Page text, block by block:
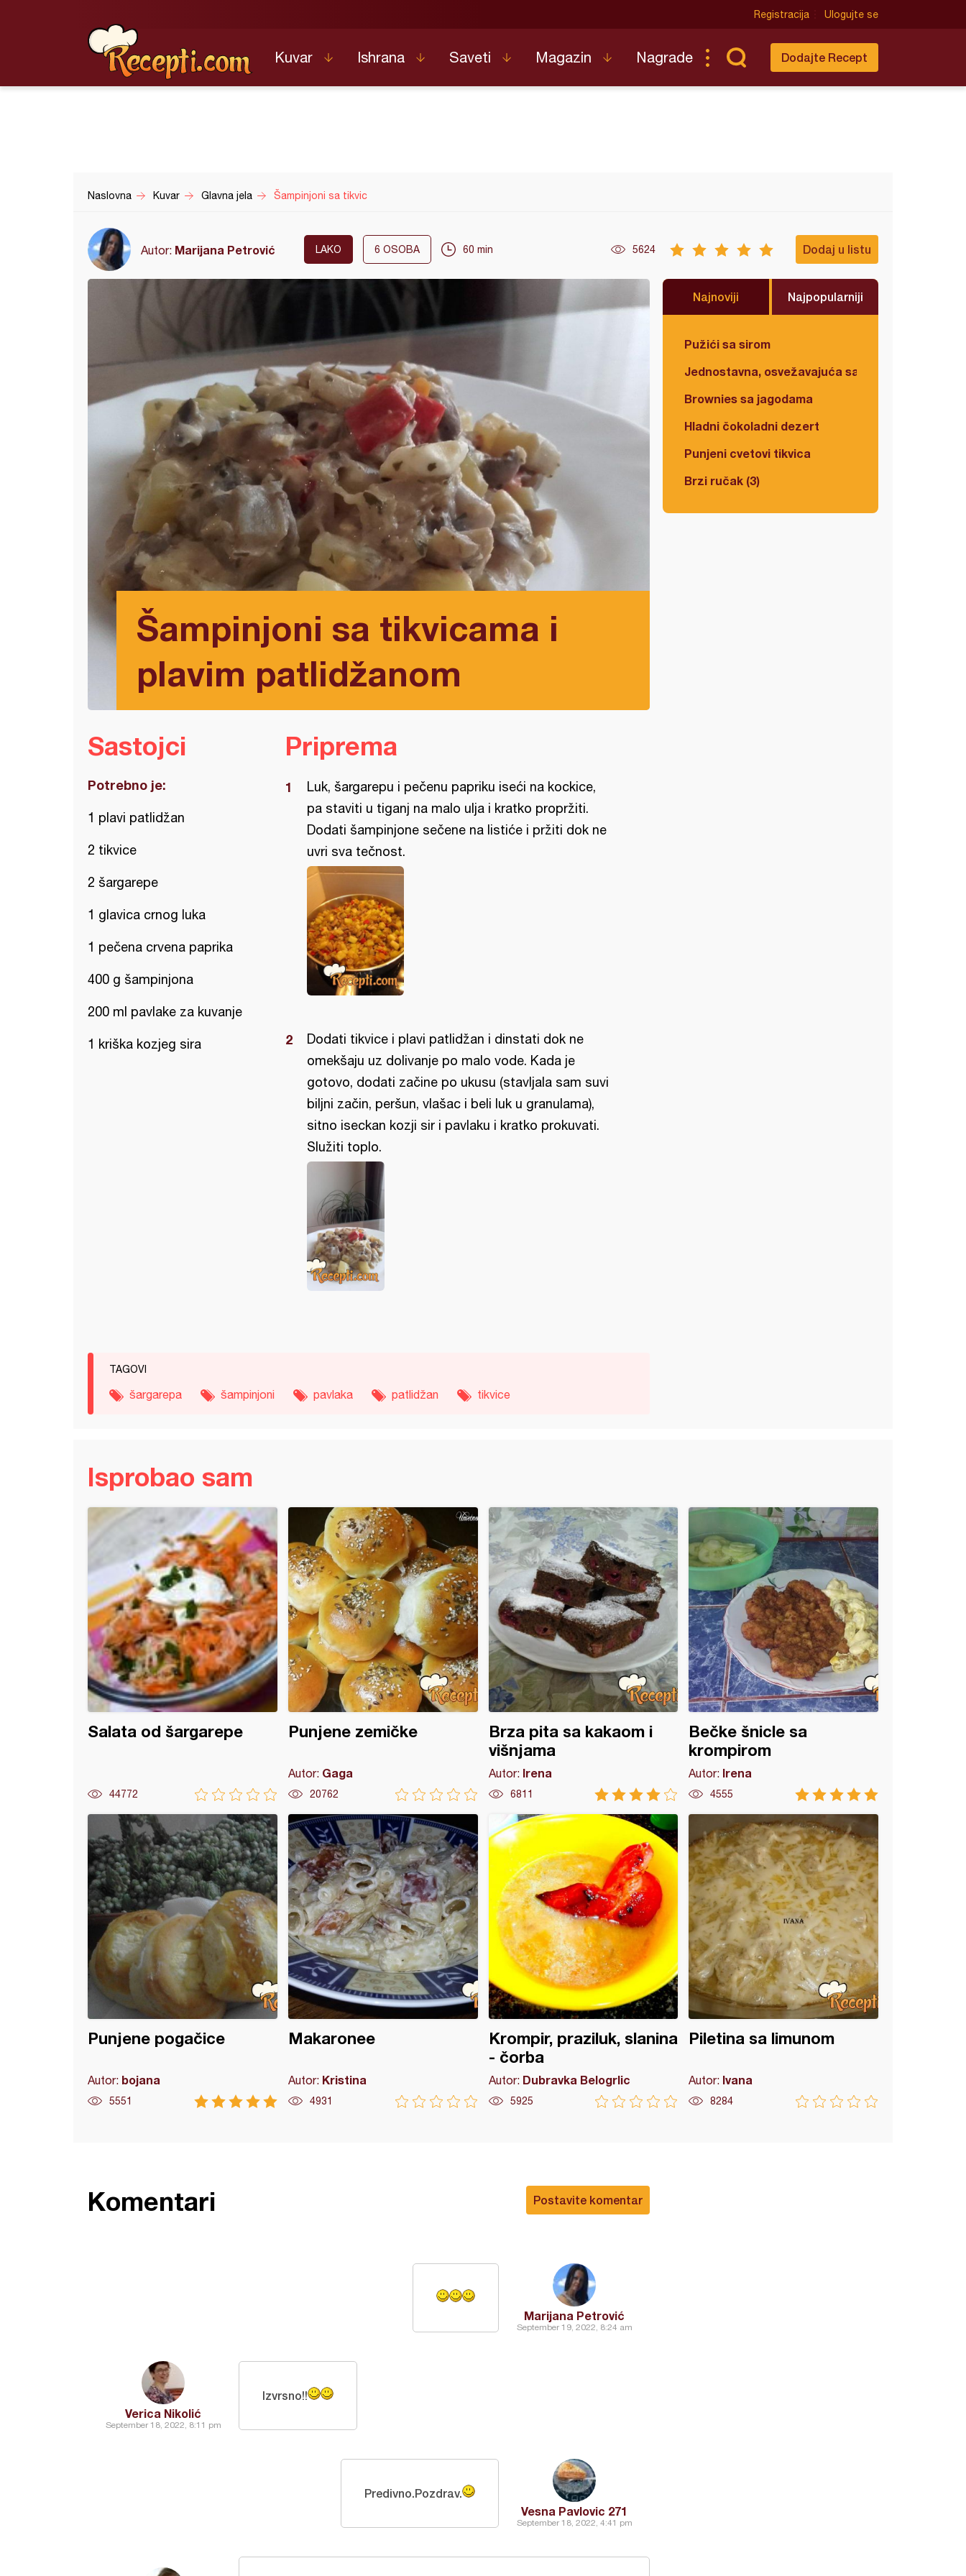
Registracija Ulogujte se
Kuvar Ishrana Saveti Magazin Nagrade Dodajte Recept
Naslovna Kuvar Glavna jela Šampinjoni sa tikvic
Autor: Marijana Petrović LAKO 6 OSOBA 60 min 5624 Dodaj u listu
Šampinjoni sa tikvicama i
plavim patlidžanom
Najnoviji Najpopularniji
Pužići sa sirom
Jednostavna, osvežavajuća salata
Brownies sa jagodama
Hladni čokoladni dezert
Punjeni cvetovi tikvica
Brzi ručak (3)
Sastojci
Potrebno je:
1 plavi patlidžan
2 tikvice
2 šargarepe
1 glavica crnog luka
1 pečena crvena paprika
400 g šampinjona
200 ml pavlake za kuvanje
1 kriška kozjeg sira
Priprema
Luk, šargarepu i pečenu papriku iseći na kockice,
pa staviti u tiganj na malo ulja i kratko propržiti.
Dodati šampinjone sečene na listiće i pržiti dok ne
uvri sva tečnost.
Dodati tikvice i plavi patlidžan i dinstati dok ne
omekšaju uz dolivanje po malo vode. Kada je
gotovo, dodati začine po ukusu (stavljala sam suvi
biljni začin, peršun, vlašac i beli luk u granulama),
sitno iseckan kozji sir i pavlaku i kratko prokuvati.
Služiti toplo.
TAGOVI
šargarepa šampinjoni pavlaka patlidžan tikvice
Isprobao sam
Salata od šargarepe
44772
Punjene zemičke
Autor: Gaga
20762
Brza pita sa kakaom i
višnjama
Autor: Irena
6811
Bečke šnicle sa
krompirom
Autor: Irena
4555
šnicle sa krompirom
Punjene pogačice
Autor: bojana
5551
Makaronee
Autor: Kristina
4931
Krompir, praziluk, slanina
- čorba
Autor: Dubravka Belogrlic
5925
Piletina sa limunom
Autor: Ivana
8284
Postavite komentar
Komentari
Marijana Petrović
September 19, 2022, 8:24 am
Verica Nikolić
September 18, 2022, 8:11 pm
Izvrsno!!
Vesna Pavlovic 271
September 18, 2022, 4:41 pm
Predivno.Pozdrav.